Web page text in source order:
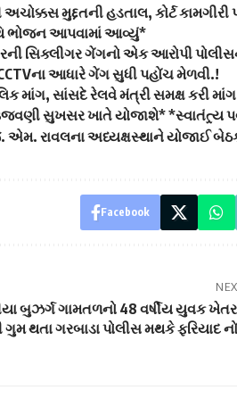
મુદ્દતની હડતાલ, કોર્ટ કામગીરી
ભોજન આપવામાં આવ્યું*
સિક્લીગર ગેંગનો એક આરોપી
આધારે ગેંગ સુધી પહોંચ મેળવી.!
માંગ, સાંસદે રેલવે મંત્રી સમક્ષ કરી
સુખસર ખાતે યોજાશે* *સ્વાતંત્ર્ય
એમ. રાવલના અધ્યક્ષસ્થાને યોજાઈ
Facebook
બુઝર્ગ ગામતળનો 48 વર્ષીય યુવક
ગુમ થતા ગરબાડા પોલીસ મથકે ફરિયાદ